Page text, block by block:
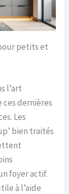
petits et
l’art
dernières
Les
bien traités
foyer actif.
à l’aide